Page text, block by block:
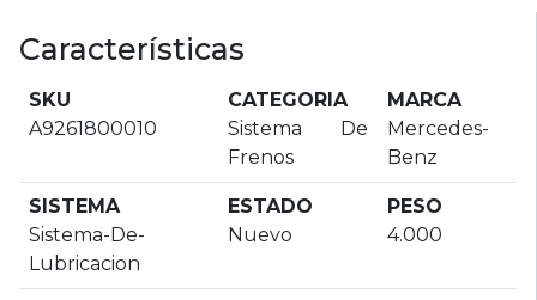
Características
SKU
A9261800010
CATEGORIA
Sistema De
Frenos
MARCA
Mercedes-
Benz
SISTEMA
Sistema-De-
Lubricacion
ESTADO
Nuevo
PESO
4.000